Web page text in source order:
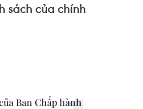
sách của chính
Ban Chấp hành